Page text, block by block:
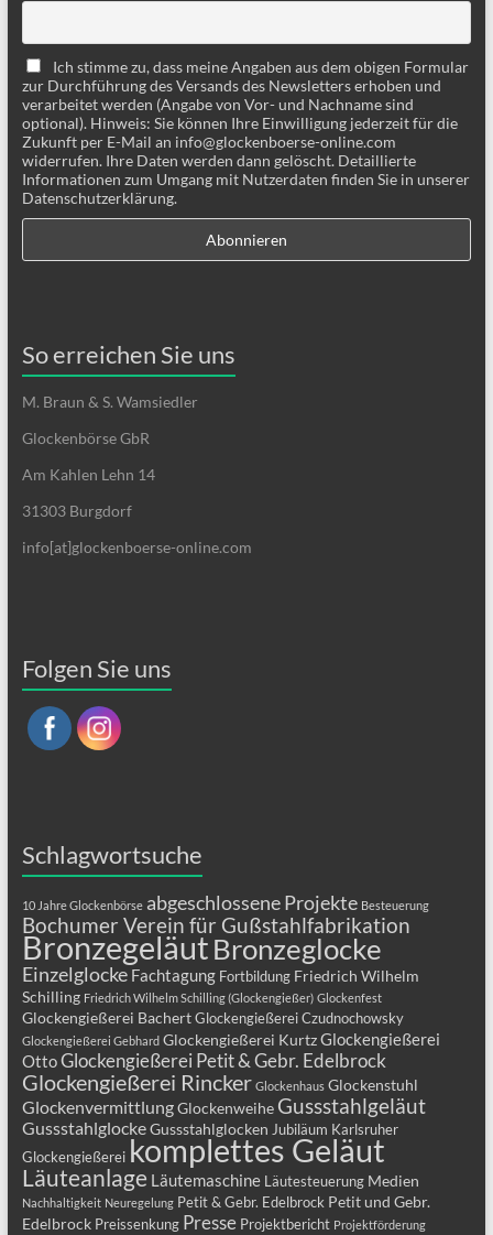
Ich stimme zu, dass meine Angaben aus dem obigen Formular
zur Durchführung des Versands des Newsletters erhoben und
verarbeitet werden (Angabe von Vor- und Nachname sind
optional). Hinweis: Sie können Ihre Einwilligung jederzeit für die
Zukunft per E-Mail an info@glockenboerse-online.com
widerrufen. Ihre Daten werden dann gelöscht. Detaillierte
Informationen zum Umgang mit Nutzerdaten finden Sie in unserer
Datenschutzerklärung.
So erreichen Sie uns
M. Braun & S. Wamsiedler
Glockenbörse GbR
Am Kahlen Lehn 14
31303 Burgdorf
info[at]glockenboerse-online.com
Folgen Sie uns
Schlagwortsuche
10 Jahre Glockenbörse abgeschlossene Projekte Besteuerung
Bochumer Verein für Gußstahlfabrikation
Bronzegeläut Bronzeglocke
Einzelglocke Fachtagung Fortbildung Friedrich Wilhelm
Schilling Friedrich Wilhelm Schilling (Glockengießer) Glockenfest
Glockengießerei Bachert Glockengießerei Czudnochowsky
Glockengießerei Gebhard Glockengießerei KurtzGlockengießerei
OttoGlockengießerei Petit & Gebr. Edelbrock
Glockengießerei Rincker Glockenhaus Glockenstuhl
GlockenvermittlungGlockenweihe Gussstahlgeläut
GussstahlglockeGussstahlglocken Jubiläum Karlsruher
Glockengießerei komplettes Geläut
Läuteanlage Läutemaschine Läutesteuerung Medien
Nachhaltigkeit Neuregelung Petit & Gebr. Edelbrock Petit und Gebr.
Edelbrock Preissenkung Presse Projektbericht Projektförderung